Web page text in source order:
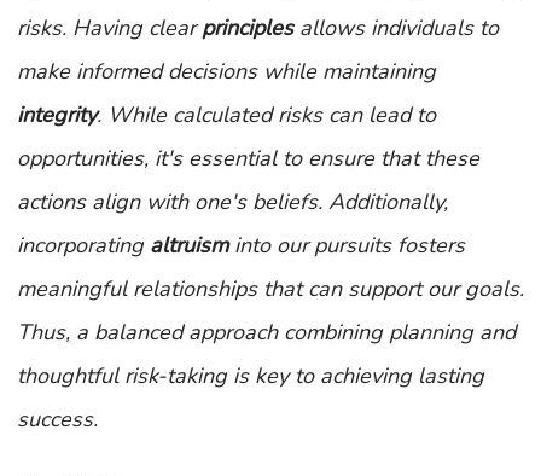
risks. Having clear principles allows individuals to
make informed decisions while maintaining
integrity. While calculated risks can lead to
opportunities, it's essential to ensure that these
actions align with one's beliefs. Additionally,
incorporating altruism into our pursuits fosters
meaningful relationships that can support our goals.
Thus, a balanced approach combining planning and
thoughtful risk-taking is key to achieving lasting
success.